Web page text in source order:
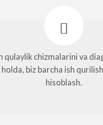
qulaylik chizmalarini va
holda, biz barcha ish
hisoblash.